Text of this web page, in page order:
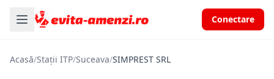
Conectare
Acasă/Stații ITP/Suceava/SIMPREST SRL